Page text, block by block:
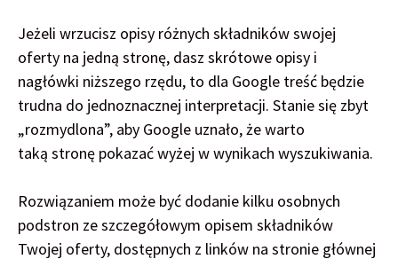
Jeżeli wrzucisz opisy różnych składników swojej
oferty na jedną stronę, dasz skrótowe opisy i
nagłówki niższego rzędu, to dla Google treść będzie
trudna do jednoznacznej interpretacji. Stanie się zbyt
„rozmydlona”, aby Google uznało, że warto
taką stronę pokazać wyżej w wynikach wyszukiwania.
Rozwiązaniem może być dodanie kilku osobnych
podstron ze szczegółowym opisem składników
Twojej oferty, dostępnych z linków na stronie głównej